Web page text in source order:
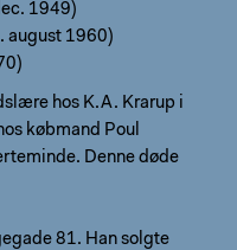
1949)
august 1960)
hos K.A. Krarup i
købmand Poul
Denne døde
81. Han solgte